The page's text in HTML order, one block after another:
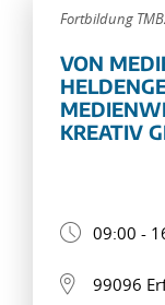
Fortbildung
VON
KREATIV
09:00 -
99096